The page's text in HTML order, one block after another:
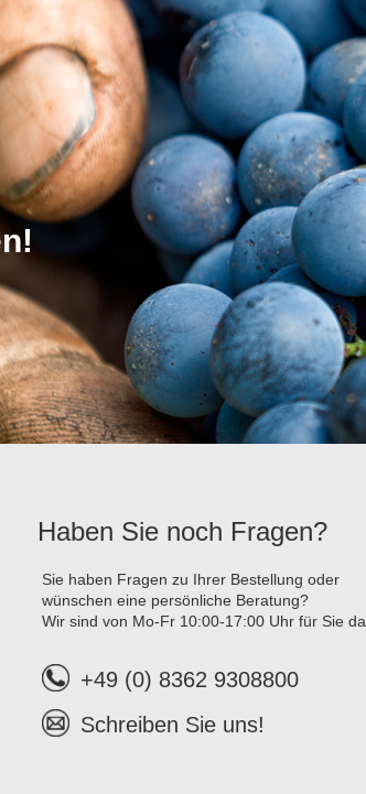
Haben Sie noch Fragen?
Sie haben Fragen zu Ihrer Bestellung oder
wünschen eine persönliche Beratung?
Wir sind von Mo-Fr 10:00-17:00 Uhr für Sie da.
+49 (0) 8362 9308800
Schreiben Sie uns!